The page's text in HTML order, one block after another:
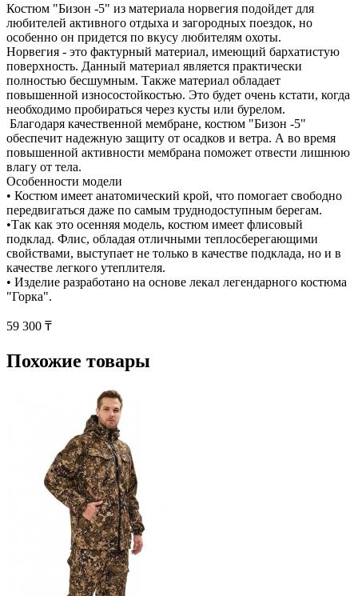
Костюм "Бизон -5" из материала норвегия подойдет для
любителей активного отдыха и загородных поездок, но
особенно он придется по вкусу любителям охоты.
Норвегия - это фактурный материал, имеющий бархатистую
поверхность. Данный материал является практически
полностью бесшумным. Также материал обладает
повышенной износостойкостью. Это будет очень кстати, когда
необходимо пробираться через кусты или бурелом.
Благодаря качественной мембране, костюм "Бизон -5"
обеспечит надежную защиту от осадков и ветра. А во время
повышенной активности мембрана поможет отвести лишнюю
влагу от тела.
Особенности модели
• Костюм имеет анатомический крой, что помогает свободно
передвигаться даже по самым труднодоступным берегам.
•Так как это осенняя модель, костюм имеет флисовый
подклад. Флис, обладая отличными теплосберегающими
свойствами, выступает не только в качестве подклада, но и в
качестве легкого утеплителя.
• Изделие разработано на основе лекал легендарного костюма
"Горка".
59 300 ₸
Похожие товары